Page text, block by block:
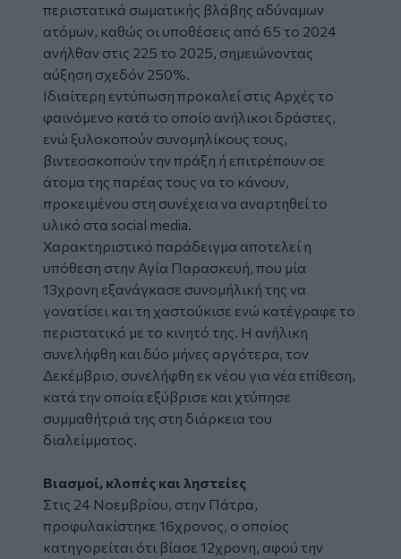
περιστατικά σωματικής βλάβης αδύναμων
ατόμων, καθώς οι υποθέσεις από 65 το 2024
ανήλθαν στις 225 το 2025, σημειώνοντας
αύξηση σχεδόν 250%.
Ιδιαίτερη εντύπωση προκαλεί στις Αρχές το
φαινόμενο κατά το οποίο ανήλικοι δράστες,
ενώ ξυλοκοπούν συνομηλίκους τους,
βιντεοσκοπούν την πράξη ή επιτρέπουν σε
άτομα της παρέας τους να το κάνουν,
προκειμένου στη συνέχεια να αναρτηθεί το
υλικό στα social media.
Χαρακτηριστικό παράδειγμα αποτελεί η
υπόθεση στην Αγία Παρασκευή, που μία
13χρονη εξανάγκασε συνομήλική της να
γονατίσει και τη χαστούκισε ενώ κατέγραφε το
περιστατικό με το κινητό της. Η ανήλικη
συνελήφθη και δύο μήνες αργότερα, τον
Δεκέμβριο, συνελήφθη εκ νέου για νέα επίθεση,
κατά την οποία εξύβρισε και χτύπησε
συμμαθήτριά της στη διάρκεια του
διαλείμματος.
Βιασμοί, κλοπές και ληστείες
Στις 24 Νοεμβρίου, στην Πάτρα,
προφυλακίστηκε 16χρονος, ο οποίος
κατηγορείται ότι βίασε 12χρονη, αφού την